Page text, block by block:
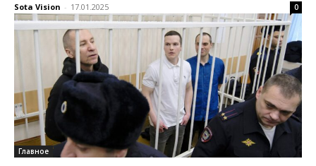
Sota Vision - 17.01.2025 0
Главное